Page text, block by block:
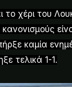
χέρι του
καμία
τελικά 1-1.